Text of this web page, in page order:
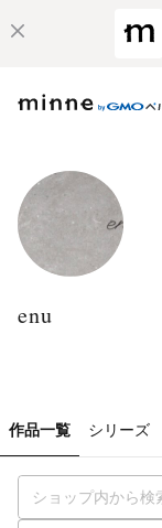
enu
作品一覧 シリーズ